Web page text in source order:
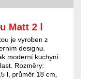
Matt 2 l
je vyroben z
designu.
moderní kuchyni.
Rozměry:
l, průměr 18 cm,